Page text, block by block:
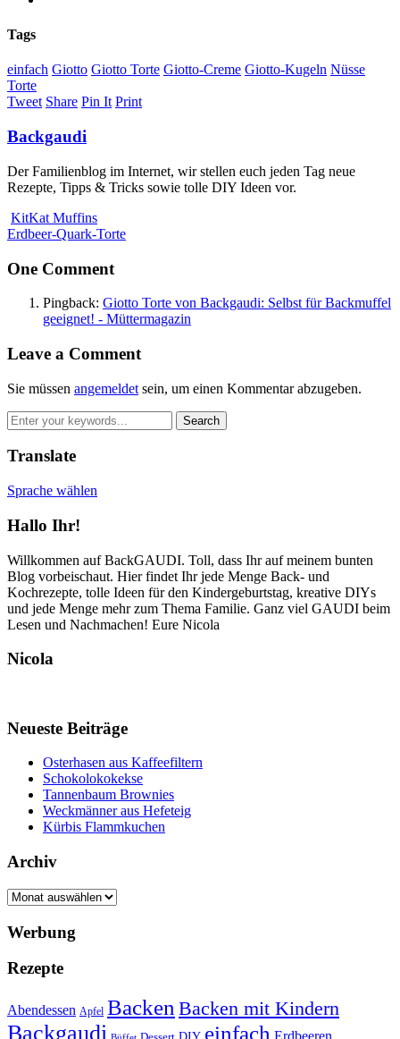
Tags
einfach Giotto Giotto Torte Giotto-Creme Giotto-Kugeln Nüsse
Torte
Tweet Share Pin It Print
Backgaudi
Der Familienblog im Internet, wir stellen euch jeden Tag neue
Rezepte, Tipps & Tricks sowie tolle DIY Ideen vor.
KitKat Muffins
Erdbeer-Quark-Torte
One Comment
Pingback: Giotto Torte von Backgaudi: Selbst für Backmuffel
geeignet! - Müttermagazin
Leave a Comment
Sie müssen angemeldet sein, um einen Kommentar abzugeben.
Translate
Sprache wählen
Hallo Ihr!
Willkommen auf BackGAUDI. Toll, dass Ihr auf meinem bunten
Blog vorbeischaut. Hier findet Ihr jede Menge Back- und
Kochrezepte, tolle Ideen für den Kindergeburtstag, kreative DIYs
und jede Menge mehr zum Thema Familie. Ganz viel GAUDI beim
Lesen und Nachmachen! Eure Nicola
Nicola
Neueste Beiträge
Osterhasen aus Kaffeefiltern
Schokolokokekse
Tannenbaum Brownies
Weckmänner aus Hefeteig
Kürbis Flammkuchen
Archiv
Archiv
Werbung
Rezepte
Abendessen Apfel Backen Backen mit Kindern
Backgaudi einfach